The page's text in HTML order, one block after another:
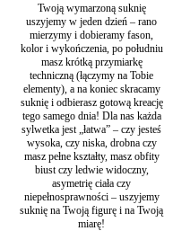
Twoją wymarzoną suknię
uszyjemy w jeden dzień – rano
mierzymy i dobieramy fason,
kolor i wykończenia, po południu
masz krótką przymiarkę
techniczną (łączymy na Tobie
elementy), a na koniec skracamy
suknię i odbierasz gotową kreację
tego samego dnia! Dla nas każda
sylwetka jest „łatwa” – czy jesteś
wysoka, czy niska, drobna czy
masz pełne kształty, masz obfity
biust czy ledwie widoczny,
asymetrię ciała czy
niepełnosprawności – uszyjemy
suknię na Twoją figurę i na Twoją
miarę!